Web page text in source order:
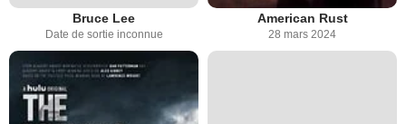
Bruce Lee
Date de sortie inconnue
American Rust
28 mars 2024